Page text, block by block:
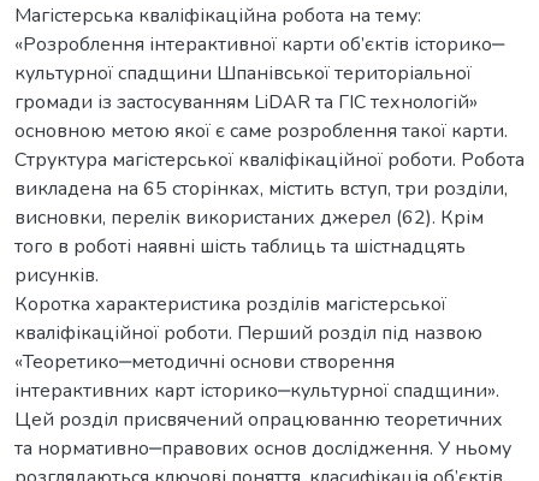
Магістерська кваліфікаційна робота на тему:
«Розроблення інтерактивної карти об’єктів історико‒
культурної спадщини Шпанівської територіальної
громади із застосуванням LiDAR та ГІС технологій»
основною метою якої є саме розроблення такої карти.
Структура магістерської кваліфікаційної роботи. Робота
викладена на 65 сторінках, містить вступ, три розділи,
висновки, перелік використаних джерел (62). Крім
того в роботі наявні шість таблиць та шістнадцять
рисунків.
Коротка характеристика розділів магістерської
кваліфікаційної роботи. Перший розділ під назвою
«Теоретико‒методичні основи створення
інтерактивних карт історико‒культурної спадщини».
Цей розділ присвячений опрацюванню теоретичних
та нормативно‒правових основ дослідження. У ньому